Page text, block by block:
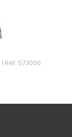
| Réf. 573000